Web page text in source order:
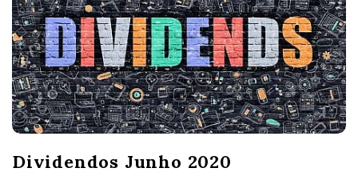
Dividendos Junho 2020